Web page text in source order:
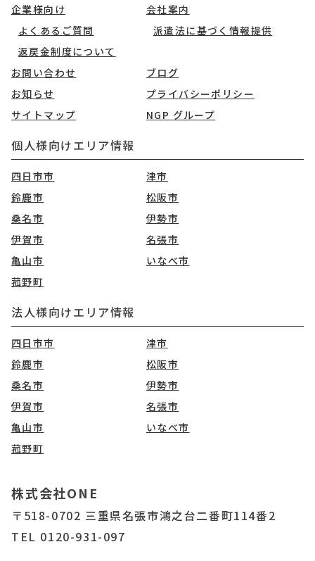
企業様向け
よくあるご質問
返戻金制度について
会社案内
派遣法に基づく情報提供
お問い合わせ
ブログ
お知らせ
プライバシーポリシー
サイトマップ
NGP グループ
個人様向けエリア情報
四日市市
津市
鈴鹿市
松阪市
桑名市
伊勢市
伊賀市
名張市
亀山市
いなべ市
菰野町
法人様向けエリア情報
四日市市
津市
鈴鹿市
松阪市
桑名市
伊勢市
伊賀市
名張市
亀山市
いなべ市
菰野町
株式会社ONE
〒518-0702 三重県名張市鴻之台二番町114番2
TEL 0120-931-097